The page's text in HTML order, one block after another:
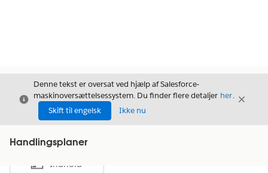
Luk
Denne tekst er oversat ved hjælp af Salesforce-
maskinoversættelsessystem. Du finder flere detaljer her.
Skift til engelsk
Ikke nu
Luk
Handlingsplaner
Vis indholdsfortegnelse
Indhold